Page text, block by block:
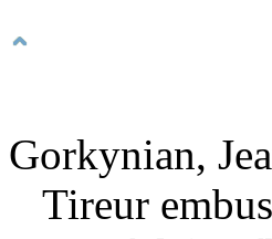
Gorkynian,
Tireur